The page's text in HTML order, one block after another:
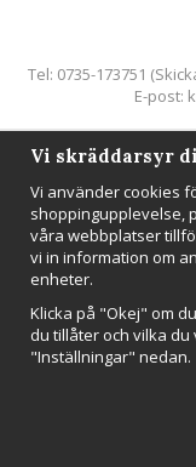
Tel: 0735-173751
E-post:
Vi skräddarsyr
Vi använder cookies
shoppingupplevelse,
våra webbplatser
vi in information om
enheter.
Klicka på "Okej" om
du tillåter och vilka du
"Inställningar" nedan.